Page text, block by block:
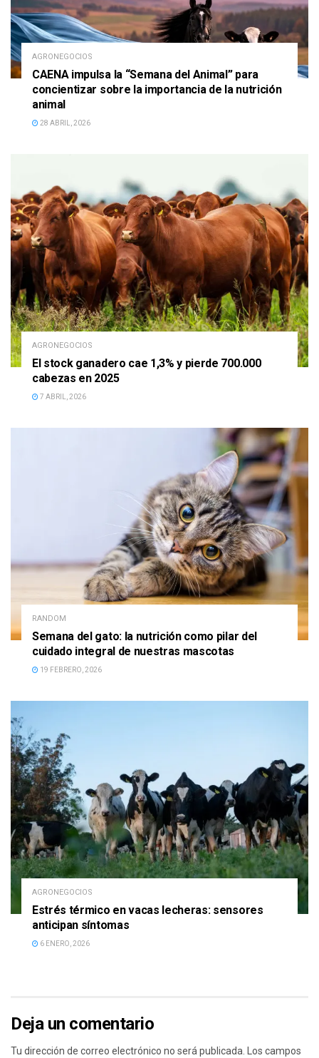
AGRONEGOCIOS
CAENA impulsa la “Semana del Animal” para
concientizar sobre la importancia de la nutrición
animal
28 ABRIL, 2026
AGRONEGOCIOS
El stock ganadero cae 1,3% y pierde 700.000
cabezas en 2025
7 ABRIL, 2026
RANDOM
Semana del gato: la nutrición como pilar del
cuidado integral de nuestras mascotas
19 FEBRERO, 2026
AGRONEGOCIOS
Estrés térmico en vacas lecheras: sensores
anticipan síntomas
6 ENERO, 2026
Deja un comentario
Tu dirección de correo electrónico no será publicada. Los campos